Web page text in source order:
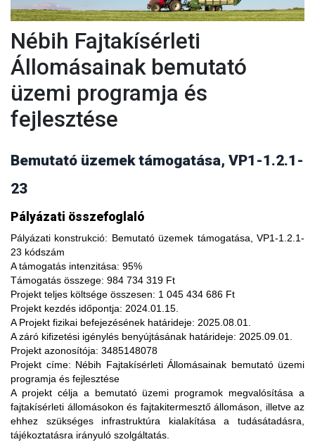
Nébih Fajtakísérleti
Állomásainak bemutató
üzemi programja és
fejlesztése
Bemutató üzemek támogatása, VP1-1.2.1-
23
Pályázati összefoglaló
Pályázati konstrukció: Bemutató üzemek támogatása, VP1-1.2.1-
23 kódszám
A támogatás intenzitása: 95%
Támogatás összege: 984 734 319 Ft
Projekt teljes költsége összesen: 1 045 434 686 Ft
Projekt kezdés időpontja: 2024.01.15.
A Projekt fizikai befejezésének határideje: 2025.08.01.
A záró kifizetési igénylés benyújtásának határideje: 2025.09.01.
Projekt azonosítója: 3485148078
Projekt címe: Nébih Fajtakísérleti Állomásainak bemutató üzemi
programja és fejlesztése
A projekt céljaa bemutató üzemi programok megvalósítása a
fajtakísérleti állomásokon és fajtakitermesztő állomáson, illetve az
ehhez szükséges infrastruktúra kialakítása a tudásátadásra,
tájékoztatásra irányuló szolgáltatás.
A fajtakísérleti és fajtakitermesztési állomások
modernizálásával, olyan növényfajta kísérleteket lehet
végezni, melyekkel limitálhatóak a mezőgazdasági termesztés
bizonytalanságából adódó negatív hatások, növelhető a
termésbiztonság, valamint a növényi kórokozókkal, kártevőkkel
szembeni ellenálló képesség. A fajtakísérlet során megszerzett
tapasztalatok átadása az agrárgazdaság szereplői részére egy
olyan, a hagyományostól eltérő jellegű tudás megszerzési
lehetőség, amelynek során a résztvevők elsősorban
gyakorlatorientált ismeretanyaggal, tapasztalatokkal
gazdagodhatnak, a fajtahasználaton túl, az aktuális termelési
eljárások és gazdaságszervezési minták alkalmazása
tekintetében. A gazdálkodók olyan innovatív ismereteket,
növénykultúrákat (fajtákat), környezetvédelmi megoldásokat
ismerhetnek meg, amelyek alkalmazása révén
optimalizálhatják a termelést, csökkenthetik a szennyezőanyag
kibocsátást, valamint eredményesen alkalmazkodhatnak a